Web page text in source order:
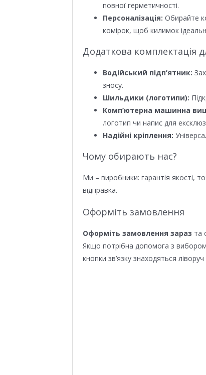
повної герметичності.
Персоналізація: Обирайте
комірок, щоб килимок
Додаткова комплектація
Водійський підп’ятник:
зносу.
Шильдики (логотипи):
Комп’ютерна машинна
логотип чи напис для
Надійні кріплення:
Чому обирають нас?
Ми – виробники: гарантія якості,
відправка.
Оформіть замовлення
Оформіть замовлення зараз та
Якщо потрібна допомога з
кнопки зв’язку знаходяться ліворуч